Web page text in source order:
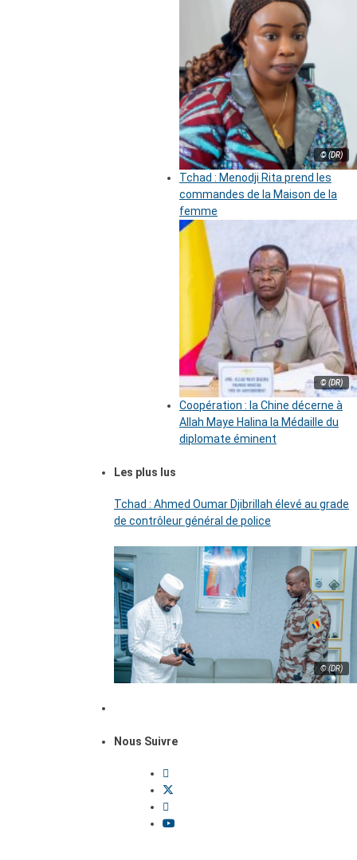
© (DR)
Tchad : Menodji Rita prend les
commandes de la Maison de la
femme
© (DR)
Coopération : la Chine décerne à
Allah Maye Halina la Médaille du
diplomate éminent
Les plus lus
Tchad : Ahmed Oumar Djibrillah élevé au grade
de contrôleur général de police
© (DR)
Nous Suivre